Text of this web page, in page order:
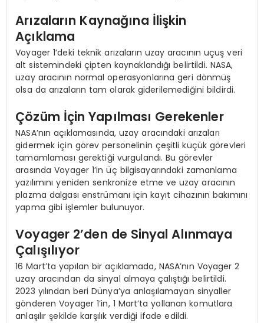
Arızaların Kaynağına İlişkin
Açıklama
Voyager 1’deki teknik arızaların uzay aracının uçuş veri
alt sistemindeki çipten kaynaklandığı belirtildi. NASA,
uzay aracının normal operasyonlarına geri dönmüş
olsa da arızaların tam olarak giderilemediğini bildirdi.
Çözüm İçin Yapılması Gerekenler
NASA’nın açıklamasında, uzay aracındaki arızaları
gidermek için görev personelinin çeşitli küçük görevleri
tamamlaması gerektiği vurgulandı. Bu görevler
arasında Voyager 1’in üç bilgisayarındaki zamanlama
yazılımını yeniden senkronize etme ve uzay aracının
plazma dalgası enstrümanı için kayıt cihazının bakımını
yapma gibi işlemler bulunuyor.
Voyager 2’den de Sinyal Alınmaya
Çalışılıyor
16 Mart’ta yapılan bir açıklamada, NASA’nın Voyager 2
uzay aracından da sinyal almaya çalıştığı belirtildi.
2023 yılından beri Dünya’ya anlaşılamayan sinyaller
gönderen Voyager 1’in, 1 Mart’ta yollanan komutlara
anlaşılır şekilde karşılık verdiği ifade edildi.